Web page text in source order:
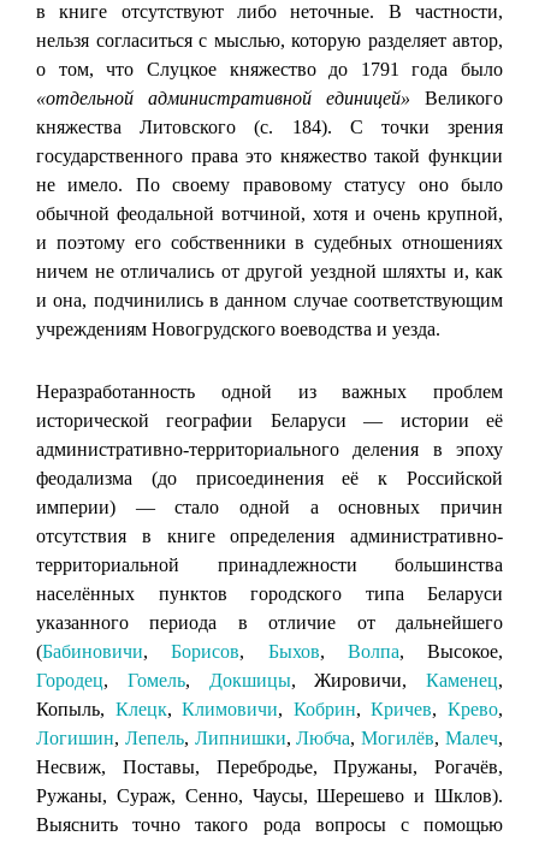
в книге отсутствуют либо неточные. В частности,
нельзя согласиться с мыслью, которую разделяет автор,
о том, что Слуцкое княжество до 1791 года было
«отдельной административной единицей» Великого
княжества Литовского (с. 184). С точки зрения
государственного права это княжество такой функции
не имело. По своему правовому статусу оно было
обычной феодальной вотчиной, хотя и очень крупной,
и поэтому его собственники в судебных отношениях
ничем не отличались от другой уездной шляхты и, как
и она, подчинились в данном случае соответствующим
учреждениям Новогрудского воеводства и уезда.
Неразработанность одной из важных проблем
исторической географии Беларуси — истории её
административно-территориального деления в эпоху
феодализма (до присоединения её к Российской
империи) — стало одной а основных причин
отсутствия в книге определения административно-
территориальной принадлежности большинства
населённых пунктов городского типа Беларуси
указанного периода в отличие от дальнейшего
(Бабиновичи,Борисов, Быхов, Волпа, Высокое,
Городец, Гомель, Докшицы, Жировичи, Каменец,
Копыль, Клецк,Климовичи, Кобрин,Кричев,Крево,
Логишин, Лепель, Липнишки,Любча,Могилёв,Малеч,
Несвиж, Поставы, Перебродье, Пружаны, Рогачёв,
Ружаны, Сураж, Сенно, Чаусы, Шерешево и Шклов).
Выяснить точно такого рода вопросы с помощью